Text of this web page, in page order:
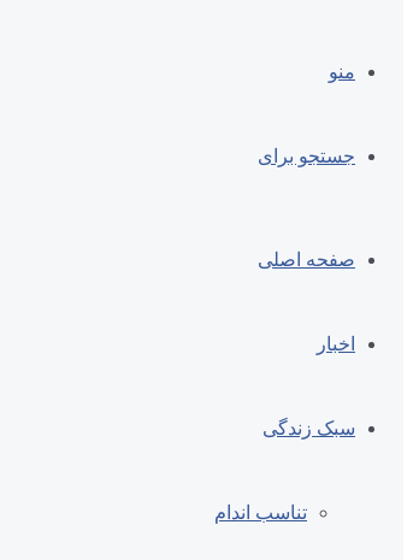
منو
جستجو برای
صفحه اصلی
اخبار
سبک زندگی
تناسب اندام